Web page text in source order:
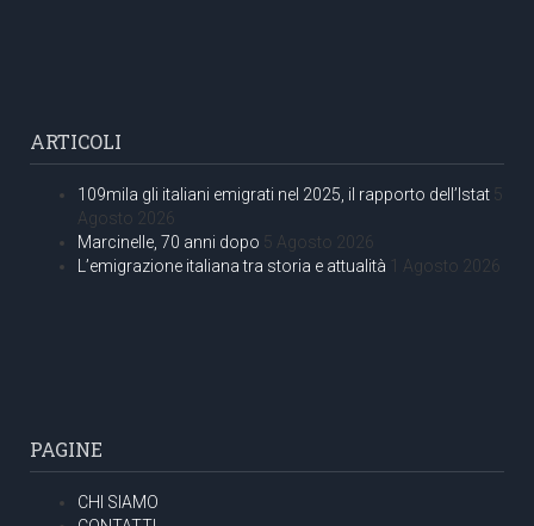
ARTICOLI
109mila gli italiani emigrati nel 2025, il rapporto dell’Istat 5
Agosto 2026
Marcinelle, 70 anni dopo 5 Agosto 2026
L’emigrazione italiana tra storia e attualità 1 Agosto 2026
PAGINE
CHI SIAMO